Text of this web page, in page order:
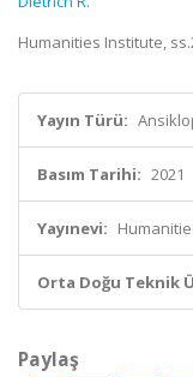
Humanities Institute,
Yayın Türü:
Basım Tarihi: 2021
Yayınevi:
Orta Doğu Teknik
Paylaş